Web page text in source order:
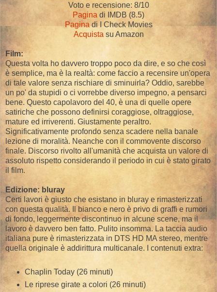
Voto e recensione: 8/10
Pagina di IMDB (8.5)
Paginadi I Check Movies
Acquista su Amazon
Film:
Questa volta ho davvero troppo poco da dire, e so che così
è semplice, ma è la realtà: come faccio a recensire un'opera
di tale valore senza rischiare di sminuirla? Oddio, sarebbe
un po' da stupidi o ci vorrebbe diverso impegno, a pensarci
bene. Questo capolavoro del 40, è una di quelle opere
satiriche che possono definirsi coraggiose, oltraggiose,
mature ed irriverenti. Giustamente peraltro.
Significativamente profondo senza scadere nella banale
lezione di moralità. Neanche con il commovente discorso
finale. Discorso rivolto all'umanità che acquista un valore di
assoluto rispetto considerando il periodo in cui è stato girato
il film.
Edizione: bluray
Certi lavori è giusto che esistano in bluray e rimasterizzati
con questa qualità. Il bianco e nero è privo di graffi e rumori
di fondo, leggermente discontinuo in alcune scene, ma il
lavoro è davvero ben fatto. Pulito insomma. La taccia audio
italiana pure è rimasterizzata in DTS HD MA stereo, mentre
quella originale è addirittura multicanale. I contenuti extra:
Chaplin Today (26 minuti)
Le riprese girate a colori (26 minuti)